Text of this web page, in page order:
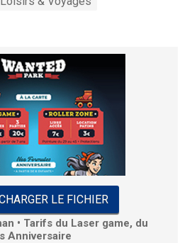
LE FICHIER
• Tarifs du Laser game, du
Anniversaire